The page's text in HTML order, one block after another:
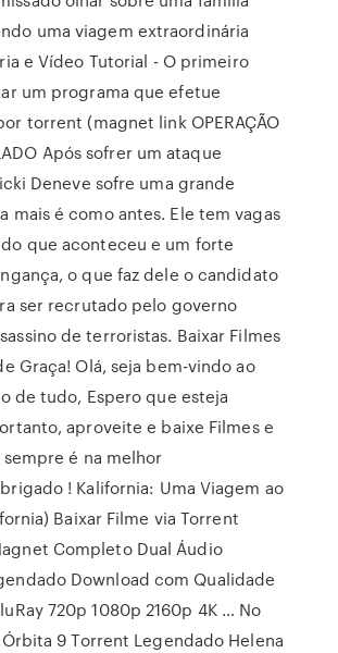
uma viagem extraordinária
e Vídeo Tutorial - O primeiro
um programa que efetue
torrent (magnet link OPERAÇÃO
Após sofrer um ataque
Deneve sofre uma grande
mais é como antes. Ele tem vagas
que aconteceu e um forte
o que faz dele o candidato
ser recrutado pelo governo
de terroristas. Baixar Filmes
Graça! Olá, seja bem-vindo ao
de tudo, Espero que esteja
aproveite e baixe Filmes e
sempre é na melhor
! Kalifornia: Uma Viagem ao
Baixar Filme via Torrent
Completo Dual Áudio
Download com Qualidade
720p 1080p 2160p 4K … No
9 Torrent Legendado Helena